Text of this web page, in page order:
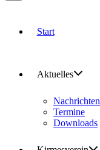
Start
Aktuelles
Nachrichten
Termine
Downloads